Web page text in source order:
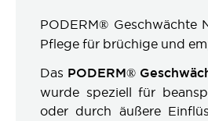
PODERM® Geschwächte
Pflege für brüchige und
Das PODERM®
wurde speziell für
oder durch äußere